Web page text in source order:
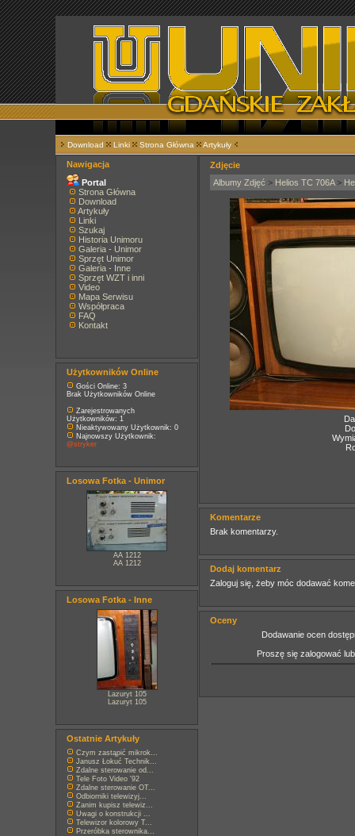
Download Linki Strona Główna Artykuły
Nawigacja
Portal
Strona Główna
Download
Artykuły
Linki
Szukaj
Historia Unimoru
Galeria - Unimor
Sprzęt Unimor
Galeria - Inne
Sprzęt WZT i inni
Video
Mapa Serwisu
Współpraca
FAQ
Kontakt
Użytkowników Online
Gości Online: 3
Brak Użytkowników Online
Zarejestrowanych
Użytkowników: 1
Nieaktywowany Użytkownik: 0
Najnowszy Użytkownik:
@stryker
Losowa Fotka - Unimor
AA 1212
AA 1212
Losowa Fotka - Inne
Lazuryt 105
Lazuryt 105
Ostatnie Artykuły
Czym zastąpić mikrok...
Janusz Łokuć Technik...
Zdalne sterowanie od...
Tele Foto Video '92
Zdalne sterowanie OT...
Odbiorniki telewizyj...
Zanim kupisz telewiz...
Uwagi o konstrukcji ...
Telewizor kolorowy T...
Przeróbka sterownika...
Zdjęcie
Albumy Zdjęć > Helios TC 706A>
Komentarze
Brak komentarzy.
Dodaj komentarz
Zaloguj się, żeby móc dodawać
Oceny
Dodawanie ocen
Proszę się zalogować